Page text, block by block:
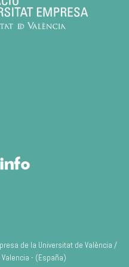
de la Universitat de València /
Valencia - (España)